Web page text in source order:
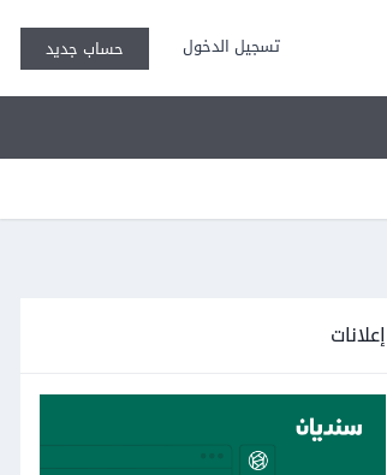
تسجيل الدخول حساب جديد
إعلانات